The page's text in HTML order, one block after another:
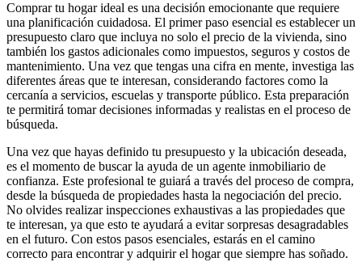
Comprar tu hogar ideal es una decisión emocionante que requiere
una planificación cuidadosa. El primer paso esencial es establecer un
presupuesto claro que incluya no solo el precio de la vivienda, sino
también los gastos adicionales como impuestos, seguros y costos de
mantenimiento. Una vez que tengas una cifra en mente, investiga las
diferentes áreas que te interesan, considerando factores como la
cercanía a servicios, escuelas y transporte público. Esta preparación
te permitirá tomar decisiones informadas y realistas en el proceso de
búsqueda.
Una vez que hayas definido tu presupuesto y la ubicación deseada,
es el momento de buscar la ayuda de un agente inmobiliario de
confianza. Este profesional te guiará a través del proceso de compra,
desde la búsqueda de propiedades hasta la negociación del precio.
No olvides realizar inspecciones exhaustivas a las propiedades que
te interesan, ya que esto te ayudará a evitar sorpresas desagradables
en el futuro. Con estos pasos esenciales, estarás en el camino
correcto para encontrar y adquirir el hogar que siempre has soñado.